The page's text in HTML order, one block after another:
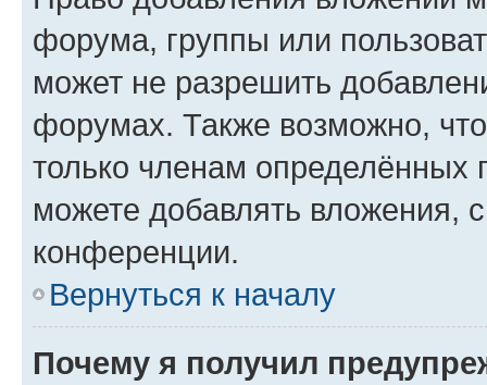
форума, группы или
может не разрешить
форумах. Также возможно,
только членам определённых
можете добавлять вложения,
конференции.
Вернуться к началу
Почему я получил